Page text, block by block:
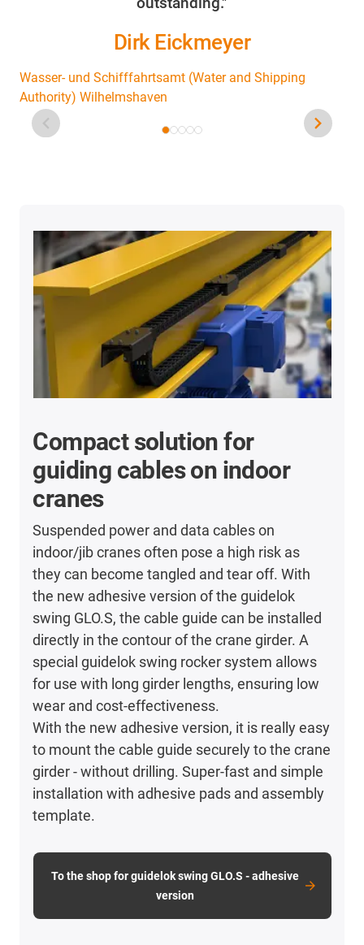
Dirk Eickmeyer
Wasser- und Schifffahrtsamt (Water and Shipping
Authority) Wilhelmshaven
Compact solution for
guiding cables on indoor
cranes
Suspended power and data cables on
indoor/jib cranes often pose a high risk as
they can become tangled and tear off. With
the new adhesive version of the guidelok
swing GLO.S, the cable guide can be installed
directly in the contour of the crane girder. A
special guidelok swing rocker system allows
for use with long girder lengths, ensuring low
wear and cost-effectiveness.
With the new adhesive version, it is really easy
to mount the cable guide securely to the crane
girder - without drilling. Super-fast and simple
installation with adhesive pads and assembly
template.
To the shop for guidelok swing GLO.S - adhesive
version